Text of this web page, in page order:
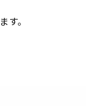
す。